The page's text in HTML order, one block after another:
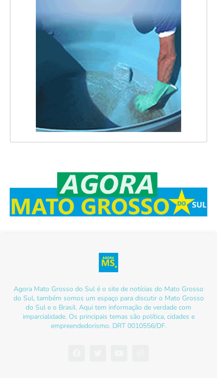
Agora Mato Grosso do Sul é o site de notícias do Mato Grosso
do Sul, também somos um espaço para discutir o Mato Grosso
do Sul e o Brasil. Aqui tem informação de verdade com
imparcialidade. Os principais temas são política, cidades e
empreendedorismo. DRT 0010556/DF.